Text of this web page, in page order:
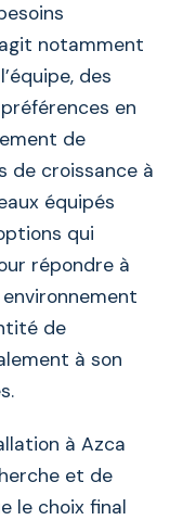
notamment
des
en
de
de croissance à
équipés
qui
répondre à
de
à son
à Azca
et de
le choix final